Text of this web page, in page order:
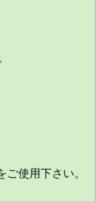
使用下さい。